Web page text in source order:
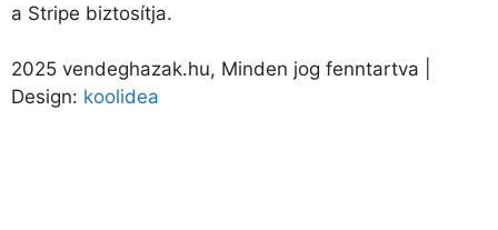
a Stripe biztosítja.
2025 vendeghazak.hu, Minden jog fenntartva |
Design: koolidea